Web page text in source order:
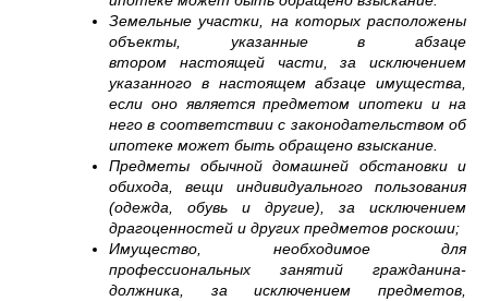
Земельные участки, на которых расположены
объекты, указанные в абзаце
втором настоящей части, за исключением
указанного в настоящем абзаце имущества,
если оно является предметом ипотеки и на
него в соответствии с законодательством об
ипотеке может быть обращено взыскание.
Предметы обычной домашней обстановки и
обихода, вещи индивидуального пользования
(одежда, обувь и другие), за исключением
драгоценностей и других предметов роскоши;
Имущество, необходимое для
профессиональных занятий гражданина-
должника, за исключением предметов,